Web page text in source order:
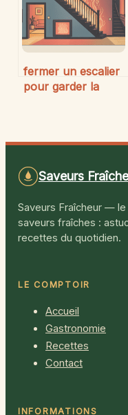
fermer un escalier
pour garder la
Saveurs
Saveurs Fraîcheur —
saveurs fraîches :
recettes du quotidien.
LE COMPTOIR
Accueil
Gastronomie
Recettes
Contact
INFORMATIONS